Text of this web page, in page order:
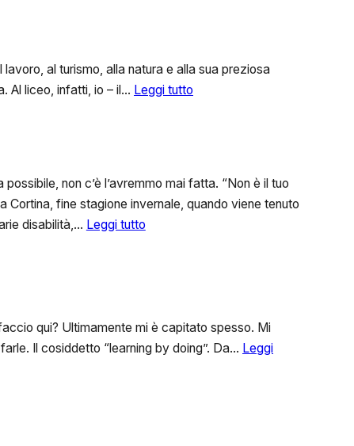
dire
“BASTA!”.
al turismo, alla natura e alla sua preziosa
Al liceo, infatti, io – il… Leggi tutto
non c’è l’avremmo mai fatta. “Non è il tuo
Cortina, fine stagione invernale, quando viene tenuto
disabilità,… Leggi tutto:
di
noi
qui? Ultimamente mi è capitato spesso. Mi
Il cosiddetto “learning by doing”. Da… Leggi